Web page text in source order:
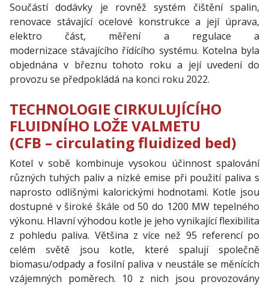
Součástí dodávky je rovněž systém čištění spalin,
renovace stávající ocelové konstrukce a její úprava,
elektro část, měření a regulace a
modernizace stávajícího řídícího systému. Kotelna byla
objednána v březnu tohoto roku a její uvedení do
provozu se předpokládá na konci roku 2022.
TECHNOLOGIE CIRKULUJÍCÍHO
FLUIDNÍHO LOŽE VALMETU
(CFB – circulating fluidized bed)
Kotel v sobě kombinuje vysokou účinnost spalování
různých tuhých paliv a nízké emise při použití paliva s
naprosto odlišnými kalorickými hodnotami. Kotle jsou
dostupné v široké škále od 50 do 1200 MW tepelného
výkonu. Hlavní výhodou kotle je jeho vynikající flexibilita
z pohledu paliva. Většina z více než 95 referencí po
celém světě jsou kotle, které spalují společně
biomasu/odpady a fosilní paliva v neustále se měnících
vzájemných poměrech. 10 z nich jsou provozovány